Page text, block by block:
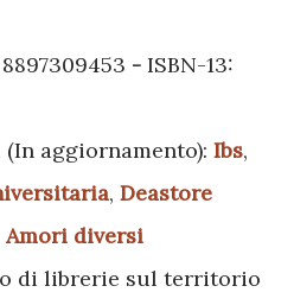
- ISBN-13:
(In aggiornamento): Ibs,
, Deastore
Amori diversi
di librerie sul territorio